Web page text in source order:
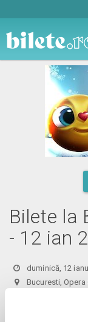
Bilete la
- 12 ian
duminică, 12
Bucuresti, Opera